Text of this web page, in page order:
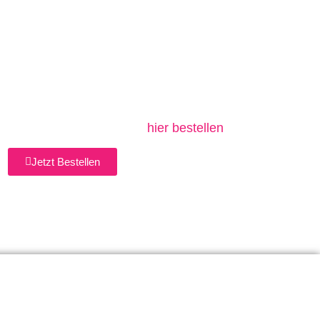
hier bestellen
Jetzt Bestellen